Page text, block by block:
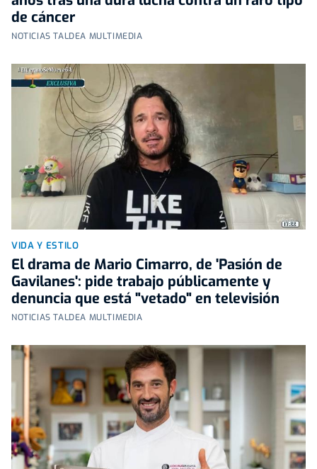
de cáncer
NOTICIAS TALDEA MULTIMEDIA
VIDA Y ESTILO
El drama de Mario Cimarro, de 'Pasión de
Gavilanes': pide trabajo públicamente y
denuncia que está "vetado" en televisión
NOTICIAS TALDEA MULTIMEDIA